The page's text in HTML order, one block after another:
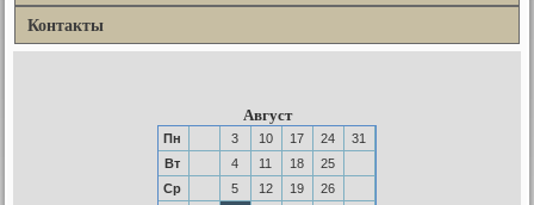
Контакты
Август
Пн 3 10 17 24
31
Вт
4 11 18
25
Ср
5 12 19
26